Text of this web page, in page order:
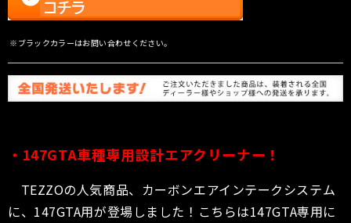
※ブラックカラーはお問い合わせください。
・ 147GTA車種専用設計エアクリーナー！
TEZZOの人気商品、カーボンエアインテークシステム
に、147GTA用が登場しました！こちらは147GTA専用に